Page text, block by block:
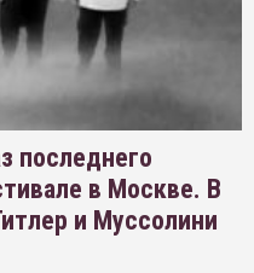
последнего
в Москве. В
и Муссолини